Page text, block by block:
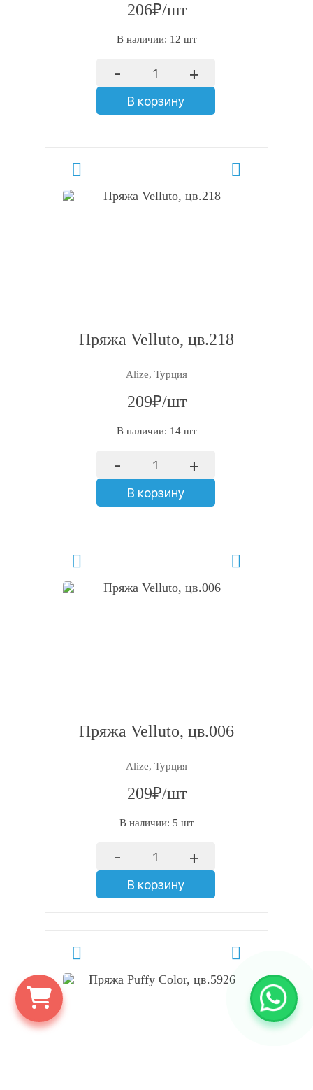
206₽/шт
В наличии: 12 шт
- +
В корзину
Пряжа Velluto, цв.218
Alize, Турция
209₽/шт
В наличии: 14 шт
- +
В корзину
Пряжа Velluto, цв.006
Alize, Турция
209₽/шт
В наличии: 5 шт
- +
В корзину